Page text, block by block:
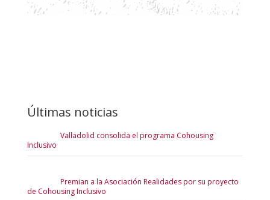
Últimas noticias
Valladolid consolida el programa Cohousing
Inclusivo
Premian a la Asociación Realidades por su proyecto
de Cohousing Inclusivo